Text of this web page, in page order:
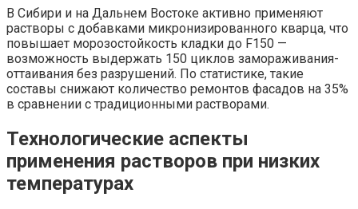
В Сибири и на Дальнем Востоке активно применяют
растворы с добавками микронизированного кварца, что
повышает морозостойкость кладки до F150 —
возможность выдержать 150 циклов замораживания-
оттаивания без разрушений. По статистике, такие
составы снижают количество ремонтов фасадов на 35%
в сравнении с традиционными растворами.
Технологические аспекты
применения растворов при низких
температурах